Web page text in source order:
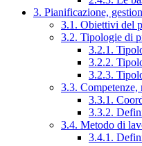
3. Pianificazione,
3.1. Obiettivi del
3.2. Tipologie di
3.2.1.
3.2.2.
3.2.3.
3.3.
3.3.1.
3.3.2.
3.4. Metodo di
3.4.1.